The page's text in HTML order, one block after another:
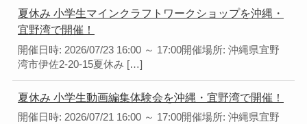
夏休み 小学生マインクラフトワークショップを沖縄・
宜野湾で開催！
開催日時: 2026/07/23 16:00 ～ 17:00開催場所: 沖縄県宜野
湾市伊佐2-20-15夏休み […]
夏休み 小学生動画編集体験会を沖縄・宜野湾で開催！
開催日時: 2026/07/21 16:00 ～ 17:00開催場所: 沖縄県宜野